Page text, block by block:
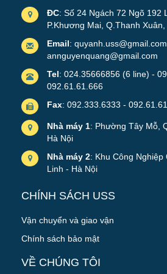
ĐC: Số 24 Ngách 72 Ngõ 192
P.Khương Mai, Q.Thanh
Email:
annguyenquang@gmail.com
Tel: 024.35666856 (6 line) -
092.61.61.666
Fax: 092.333.6333 -
Nhà máy 1: Phường Tây Mỗ,
Hà Nội
Nhà máy 2: Khu Công
Linh - Hà Nội
CHÍNH SÁCH USS
Vận chuyển và giao vận
Chính sách bảo mật
VỀ CHÚNG TÔI